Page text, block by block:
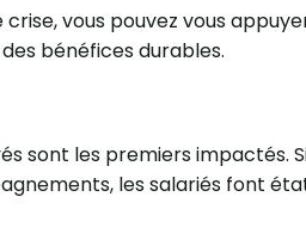
vous pouvez vous
bénéfices durables.
sont les premiers impactés.
les salariés font